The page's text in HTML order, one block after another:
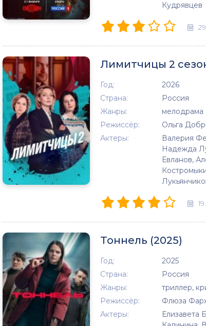
Кудрявцев
Лимитчицы 2
Год:
2026
Страна:
Россия
Жанры:
мелодрама
Режиссёр:
Ольга
Актеры:
Валерия
Надежда
Евланов,
Тоннель (2025)
Год:
2025
Страна:
Россия
Жанры:
триллер,
Режиссёр:
Флюза
Актеры:
Елизавета